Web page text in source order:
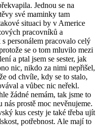
Jednou se na
své maminky tam
situaci by v Americe
pracovníků a
personálem pracovalo celý
se o tom mluvilo mezi
a ptal jsem se sester, jak
nic, nikdo za nimi nepřišel,
od chvíle, kdy se to stalo,
a vůbec nic neřekl.
žádné nemám, tak jsme to
prostě moc nevěnujeme.
kus cesty je také třeba ujít
potřebnost. Ale mají to